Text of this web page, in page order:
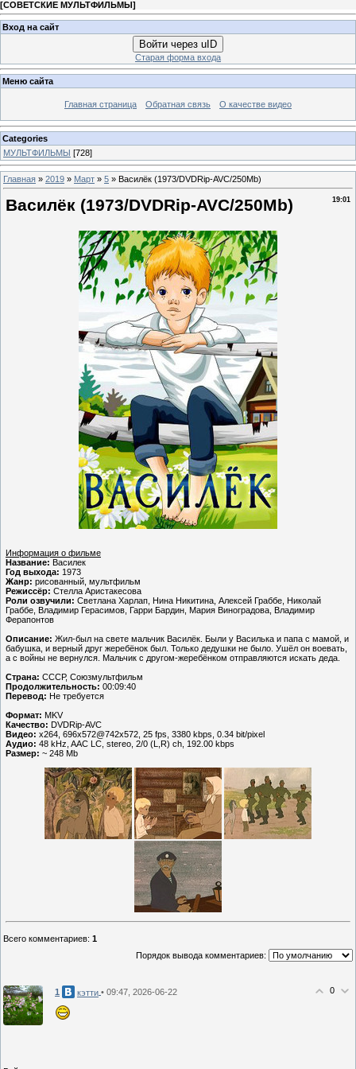
[СОВЕТСКИЕ МУЛЬТФИЛЬМЫ]
Вход на сайт
Войти через uID
Старая форма входа
Меню сайта
Главная страница Обратная связь О качестве видео
Categories
МУЛЬТФИЛЬМЫ [728]
Главная » 2019 » Март » 5 » Василёк (1973/DVDRip-AVC/250Mb)
19:01
Василёк (1973/DVDRip-AVC/250Mb)
Информация о фильме
Название: Василек
Год выхода: 1973
Жанр: рисованный, мультфильм
Режиссёр: Стелла Аристакесова
Роли озвучили: Светлана Харлап, Нина Никитина, Алексей Граббе, Николай
Граббе, Владимир Герасимов, Гарри Бардин, Мария Виноградова, Владимир
Ферапонтов
Описание: Жил-был на свете мальчик Василёк. Были у Василька и папа с мамой, и
бабушка, и верный друг жеребёнок был. Только дедушки не было. Ушёл он воевать,
а с войны не вернулся. Мальчик с другом-жеребёнком отправляются искать деда.
Страна: СССР, Союзмультфильм
Продолжительность: 00:09:40
Перевод: Не требуется
Формат: MKV
Качество: DVDRip-AVC
Видео: x264, 696x572@742x572, 25 fps, 3380 kbps, 0.34 bit/pixel
Аудио: 48 kHz, AAC LC, stereo, 2/0 (L,R) ch, 192.00 kbps
Размер: ~ 248 Mb
Всего комментариев: 1
Порядок вывода комментариев:
0
1 кэтти • 09:47, 2026-06-22